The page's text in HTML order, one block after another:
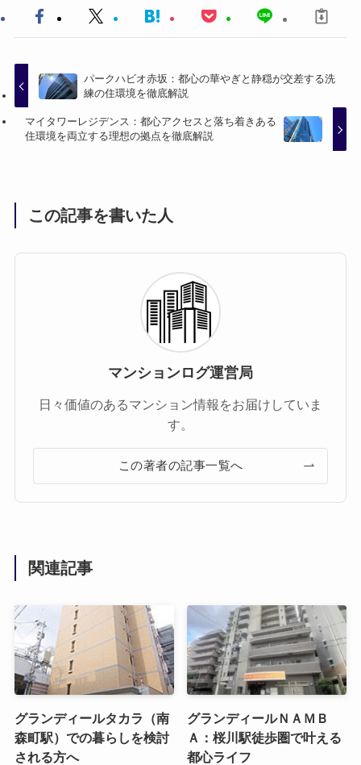
パークハビオ赤坂：都心の華やぎと静穏が交差する洗
練の住環境を徹底解説
マイタワーレジデンス：都心アクセスと落ち着きある
住環境を両立する理想の拠点を徹底解説
この記事を書いた人
マンションログ運営局
日々価値のあるマンション情報をお届けしていま
す。
この著者の記事一覧へ
関連記事
グランディールタカラ（南
森町駅）での暮らしを検討
される方へ
グランディールＮＡＭＢ
Ａ：桜川駅徒歩圏で叶える
都心ライフ